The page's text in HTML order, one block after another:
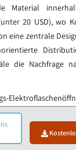
Material
20 USD), wo
eine zentrale
die Nachfrage
Linie nutzen
Materialprämien